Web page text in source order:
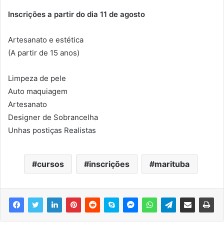
Inscrições a partir do dia 11 de agosto
Artesanato e estética
(A partir de 15 anos)
Limpeza de pele
Auto maquiagem
Artesanato
Designer de Sobrancelha
Unhas postiças Realistas
cursos inscrições marituba